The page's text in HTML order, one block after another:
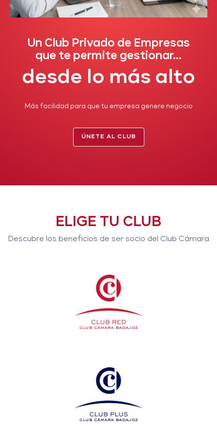
Un Club Privado de Empresas
que te permite gestionar...
desde lo más alto
Más facilidad para que tu empresa genere negocio
ÚNETE AL CLUB
ELIGE TU CLUB
Descubre los beneficios de ser socio del Club Cámara